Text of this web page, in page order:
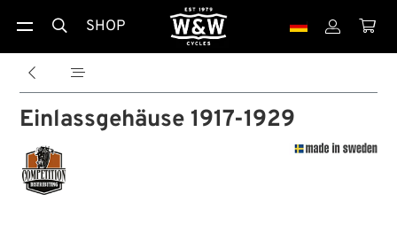
 SHOP  
 
Einlassgehäuse 1917-1929